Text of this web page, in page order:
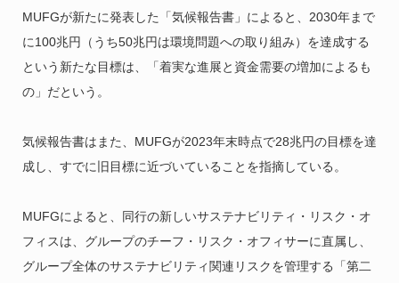
MUFGが新たに発表した「気候報告書」によると、2030年まで
に100兆円（うち50兆円は環境問題への取り組み）を達成する
という新たな目標は、「着実な進展と資金需要の増加によるも
の」だという。
気候報告書はまた、MUFGが2023年末時点で28兆円の目標を達
成し、すでに旧目標に近づいていることを指摘している。
MUFGによると、同行の新しいサステナビリティ・リスク・オ
フィスは、グループのチーフ・リスク・オフィサーに直属し、
グループ全体のサステナビリティ関連リスクを管理する「第二